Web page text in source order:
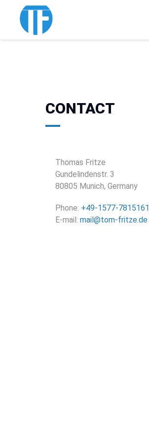
CONTACT
Thomas Fritze
Gundelindenstr. 3
80805 Munich, Germany
Phone: +49-1577-7815161
E-mail: mail@tom-fritze.de